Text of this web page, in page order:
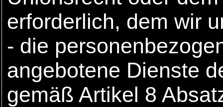
erforderlich, dem wir
- die
angebotene Dienste
gemäß Artikel 8